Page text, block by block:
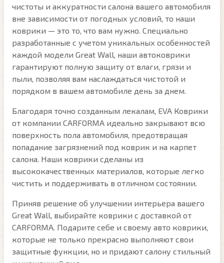
чистоты и аккуратности салона вашего автомобиля
вне зависимости от погодных условий, то наши
коврики — это то, что вам нужно. Специально
разработанные с учетом уникальных особенностей
каждой модели Great Wall, наши автоковрики
гарантируют полную защиту от влаги, грязи и
пыли, позволяя вам наслаждаться чистотой и
порядком в вашем автомобиле день за днем.
Благодаря точно созданным лекалам, EVA Коврики
от компании CARFORMA идеально закрывают всю
поверхность пола автомобиля, предотвращая
попадание загрязнений под коврик и на карпет
салона. Наши коврики сделаны из
высококачественных материалов, которые легко
чистить и поддерживать в отличном состоянии.
Приняв решение об улучшении интерьера вашего
Great Wall, выбирайте коврики с доставкой от
CARFORMA. Подарите себе и своему авто коврики,
которые не только прекрасно выполняют свои
защитные функции, но и придают салону стильный